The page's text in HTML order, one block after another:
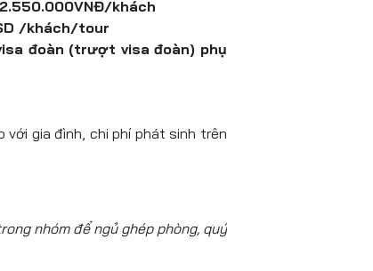
thiên đường trần gian.
Di sản văn hoá thế giới năm
buông xuống các bậc cửa và
2.550.000VNĐ/khách
/khách/tour
đoàn (trượt visa đoàn) phụ
với gia đình, chi phí phát sinh trên
nhóm để ngủ ghép phòng, quý